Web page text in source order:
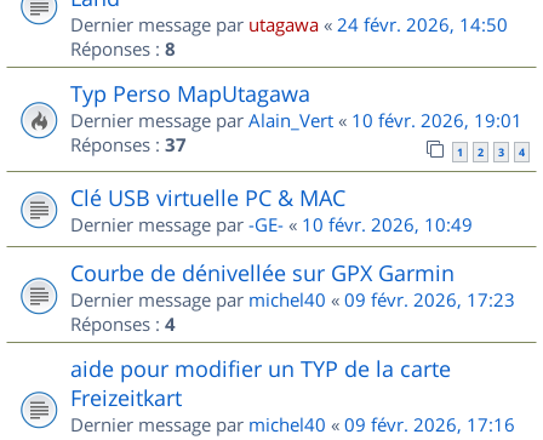
Dernier message par utagawa « 24 févr. 2026, 14:50
Réponses : 8
Typ Perso MapUtagawa
Dernier message par Alain_Vert « 10 févr. 2026, 19:01
Réponses : 37 1 2 3 4
Clé USB virtuelle PC & MAC
Dernier message par -GE- « 10 févr. 2026, 10:49
Courbe de dénivellée sur GPX Garmin
Dernier message par michel40 « 09 févr. 2026, 17:23
Réponses : 4
aide pour modifier un TYP de la carte
Freizeitkart
Dernier message par michel40 « 09 févr. 2026, 17:16